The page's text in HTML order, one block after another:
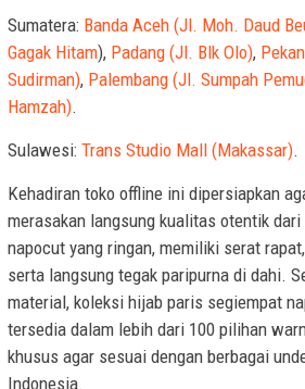
Sumatera: Banda Aceh (Jl. Moh. Daud
Gagak Hitam), Padang (Jl. Blk Olo),
Sudirman), Palembang (Jl. Sumpah
Hamzah).
Sulawesi: Trans Studio Mall (Makassar).
Kehadiran toko offline ini dipersiapkan
merasakan langsung kualitas otentik
napocut yang ringan, memiliki serat
serta langsung tegak paripurna di dahi.
material, koleksi hijab paris segiempat
tersedia dalam lebih dari 100 pilihan
khusus agar sesuai dengan berbagai
Indonesia.